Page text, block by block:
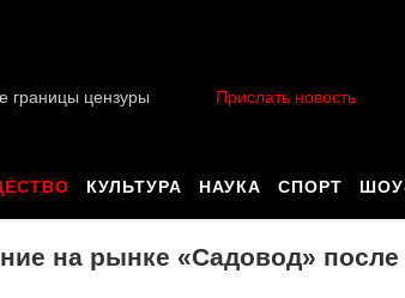
границы цензуры
Прислать новость
КУЛЬТУРА НАУКА СПОРТ
на рынке «Садовод» после